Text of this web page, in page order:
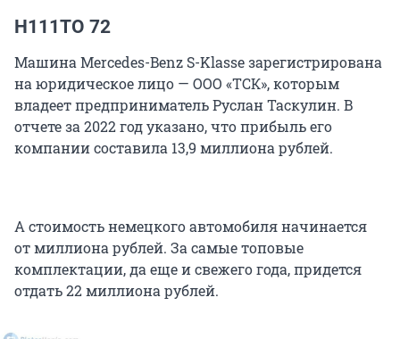
Н111ТО 72
Машина Mercedes-Benz S-Klasse зарегистрирована
на юридическое лицо — ООО «ТСК», которым
владеет предприниматель Руслан Таскулин. В
отчете за 2022 год указано, что прибыль его
компании составила 13,9 миллиона рублей.
А стоимость немецкого автомобиля начинается
от миллиона рублей. За самые топовые
комплектации, да еще и свежего года, придется
отдать 22 миллиона рублей.